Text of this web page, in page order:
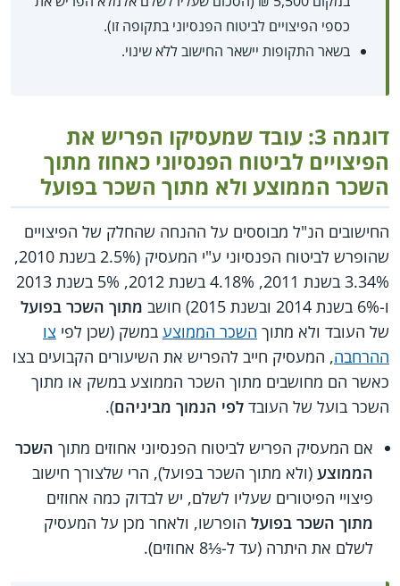
כספי הפיצויים לביטוח הפנסיוני בתקופה זו).
בשאר התקופות יישאר החישוב ללא שינוי.
דוגמה 3: עובד שמעסיקו הפריש את
הפיצויים לביטוח הפנסיוני כאחוז מתוך
השכר הממוצע ולא מתוך השכר בפועל
החישובים הנ"ל מבוססים על ההנחה שהחלק של הפיצויים
שהופרש לביטוח הפנסיוני ע"י המעסיק (2.5% בשנת 2010,
3.34% בשנת 2011, 4.18% בשנת 2012, 5% בשנת 2013
ו-6% בשנת 2014 ובשנת 2015) חושב
מתוך השכר בפועל
של העובד ולא מתוך השכר הממוצע במשק (שכן לפי צו
ההרחבה, המעסיק חייב להפריש את השיעורים הקבועים בצו
כאשר הם מחושבים מתוך השכר הממוצע במשק או מתוך
השכר בועל של העובד לפי הנמוך מביניהם).
אם המעסיק הפריש לביטוח הפנסיוני אחוזים מתוך השכר
הממוצע (ולא מתוך השכר בפועל), הרי שלצורך חישוב
פיצויי הפיטורים שעליו לשלם, יש לבדוק כמה אחוזים
מתוך השכר בפועל הופרשו, ולאחר מכן על המעסיק
לשלם את היתרה (עד ל-⅓8 אחוזים).